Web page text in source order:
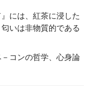
には、紅茶に浸した
いは非物質的である
コンの哲学、心身論